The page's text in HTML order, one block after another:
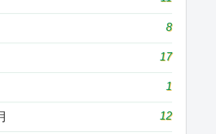
8
17
1
12